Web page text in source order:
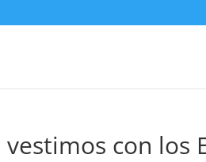
vestimos con los